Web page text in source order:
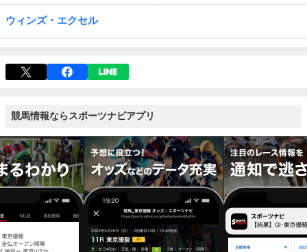
ウィンズ・エクセル
競馬情報ならスポーツナビアプリ